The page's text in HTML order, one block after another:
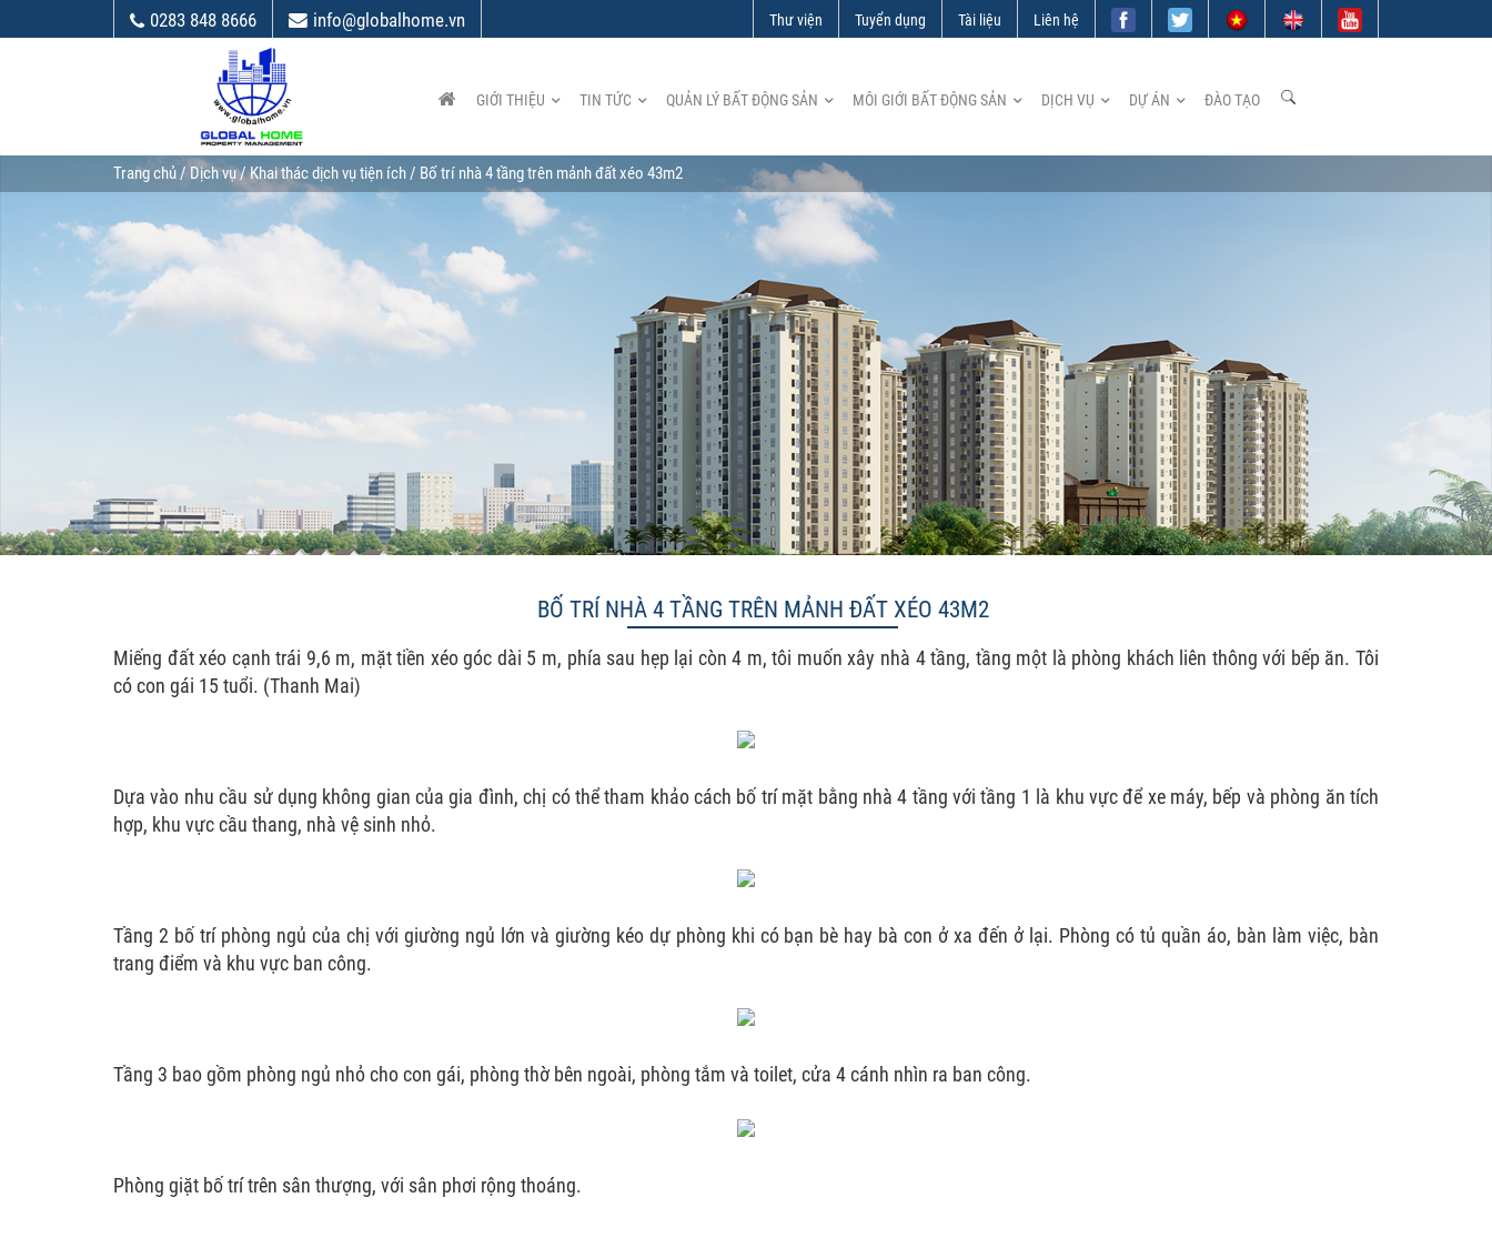
0283 848 8666 info@globalhome.vn Thư viện Tuyển dụng Tài liệu Liên hệ
GIỚI THIỆU TIN TỨC QUẢN LÝ BẤT ĐỘNG SẢN MÔI GIỚI BẤT ĐỘNG SẢN DỊCH VỤ DỰ ÁN ĐÀO TẠO
Trang chủ/ Dịch vụ/Khai thác dịch vụ tiện ích/ Bố trí nhà 4 tầng trên mảnh đất xéo 43m2
BỐ TRÍ NHÀ 4 TẦNG TRÊN MẢNH ĐẤT XÉO 43M2
Miếng đất xéo cạnh trái 9,6 m, mặt tiền xéo góc dài 5 m, phía sau hẹp lại còn 4 m, tôi muốn xây nhà 4 tầng, tầng một là phòng khách liên thông với bếp ăn. Tôi
có con gái 15 tuổi. (Thanh Mai)
Dựa vào nhu cầu sử dụng không gian của gia đình, chị có thể tham khảo cách bố trí mặt bằng nhà 4 tầng với tầng 1 là khu vực để xe máy, bếp và phòng ăn tích
hợp, khu vực cầu thang, nhà vệ sinh nhỏ.
Tầng 2 bố trí phòng ngủ của chị với giường ngủ lớn và giường kéo dự phòng khi có bạn bè hay bà con ở xa đến ở lại. Phòng có tủ quần áo, bàn làm việc, bàn
trang điểm và khu vực ban công.
Tầng 3 bao gồm phòng ngủ nhỏ cho con gái, phòng thờ bên ngoài, phòng tắm và toilet, cửa 4 cánh nhìn ra ban công.
Phòng giặt bố trí trên sân thượng, với sân phơi rộng thoáng.